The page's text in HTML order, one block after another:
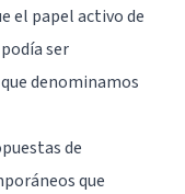
el papel activo de
ser
denominamos
de
que